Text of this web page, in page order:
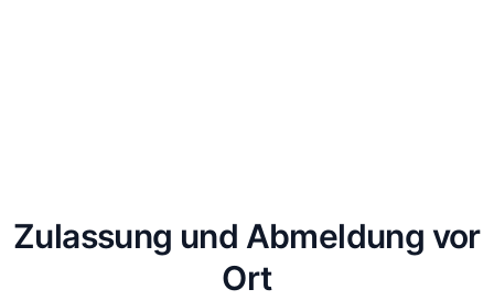
Zulassung und Abmeldung vor
Ort